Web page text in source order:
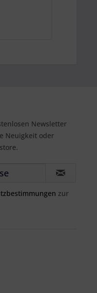
Newsletter
Neuigkeit oder
zur